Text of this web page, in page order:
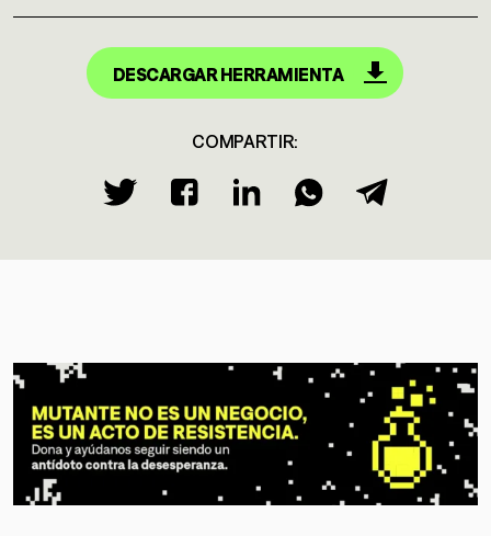
DESCARGAR HERRAMIENTA
COMPARTIR: